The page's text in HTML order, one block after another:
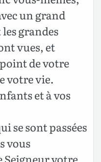
un grand
grandes
vues, et
point de votre
votre vie.
et à vos
se sont passées
vous
Seigneur votre